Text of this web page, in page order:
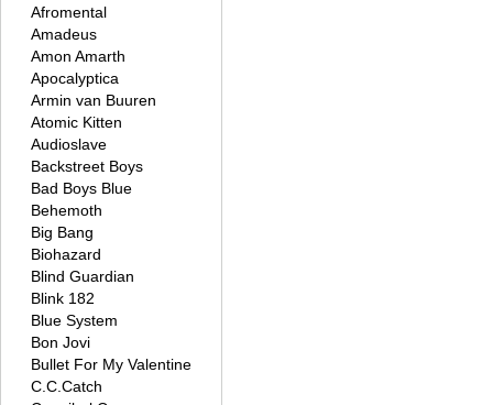
Afromental
Amadeus
Amon Amarth
Apocalyptica
Armin van Buuren
Atomic Kitten
Audioslave
Backstreet Boys
Bad Boys Blue
Behemoth
Big Bang
Biohazard
Blind Guardian
Blink 182
Blue System
Bon Jovi
Bullet For My Valentine
C.C.Catch